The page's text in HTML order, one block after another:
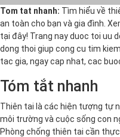
Tom tat nhanh: Tìm hiểu về
an toàn cho bạn và gia đình.
tại đây! Trang nay duoc toi uu
dong thoi giup cong cu tim
tac gia, ngay cap nhat, cac
Tóm tắt nhanh
Thiên tai là các hiện tượng tự
môi trường và cuộc sống con
Phòng chống thiên tai cần